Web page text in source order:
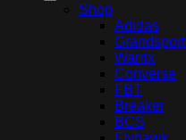
Shop
Adidas
Grandsport
Warrix
Converse
FBT
Breaker
BCS